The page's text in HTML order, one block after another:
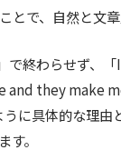
とで、自然と文章
で終わらせず、
and they make
に具体的な理由
す。